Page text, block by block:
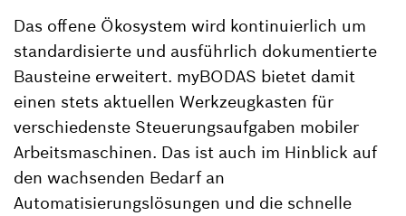
Das offene Ökosystem wird kontinuierlich um
standardisierte und ausführlich dokumentierte
Bausteine erweitert. myBODAS bietet damit
einen stets aktuellen Werkzeugkasten für
verschiedenste Steuerungsaufgaben mobiler
Arbeitsmaschinen. Das ist auch im Hinblick auf
den wachsenden Bedarf an
Automatisierungslösungen und die schnelle